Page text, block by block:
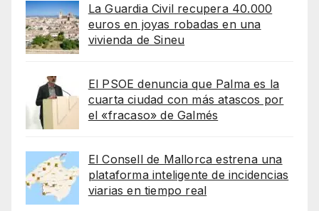
La Guardia Civil recupera 40.000
euros en joyas robadas en una
vivienda de Sineu
El PSOE denuncia que Palma es la
cuarta ciudad con más atascos por
el «fracaso» de Galmés
El Consell de Mallorca estrena una
plataforma inteligente de incidencias
viarias en tiempo real